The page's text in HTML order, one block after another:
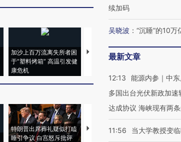
加沙上百万流离失所者困
于“塑料烤箱” 高温引发健
康危机
视线｜HYROX的吸金
术：是什么让中产们甘
特朗普出席葬礼疑似打瞌
睡引争议 白宫怒斥批评
视线｜全球最热百城独占
续加码
吴晓波 ： “沉睡”的10万
最新文章
12:13
能源内参｜中
多国出台光伏新政加
达成协议 海峡现有两
11:56 当大学教授变